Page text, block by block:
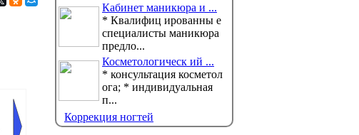
7 августа павлодарцев
приглашают на арбузный
фестиваль
Кабинет маникюра и ...
* Квалифиц ированны е
специалисты маникюра
предло...
Косметологическ ий ...
* консультация косметол
ога; * индивидуальная
п...
Коррекция ногтей